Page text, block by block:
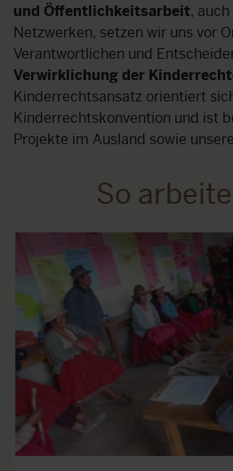
und Öffentlichkeitsarbeit,
Netzwerken, setzen wir uns vor
Verantwortlichen und
Verwirklichung der
Kinderrechtsansatz orientiert
Kinderrechtskonvention und ist
Projekte im Ausland sowie
So